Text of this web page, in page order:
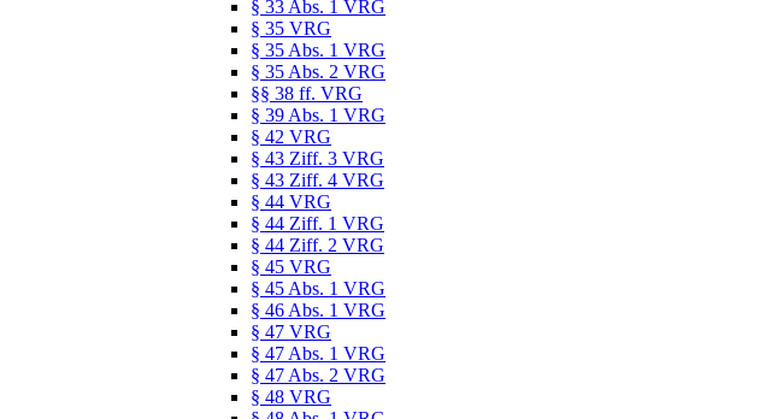
§ 33 Abs. 1 VRG
§ 35 VRG
§ 35 Abs. 1 VRG
§ 35 Abs. 2 VRG
§§ 38 ff. VRG
§ 39 Abs. 1 VRG
§ 42 VRG
§ 43 Ziff. 3 VRG
§ 43 Ziff. 4 VRG
§ 44 VRG
§ 44 Ziff. 1 VRG
§ 44 Ziff. 2 VRG
§ 45 VRG
§ 45 Abs. 1 VRG
§ 46 Abs. 1 VRG
§ 47 VRG
§ 47 Abs. 1 VRG
§ 47 Abs. 2 VRG
§ 48 VRG